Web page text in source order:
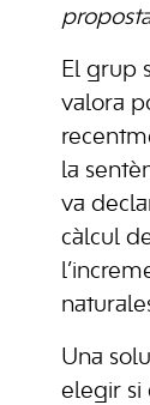
El grup
valora
la
va
càlcul
Una
elegir si